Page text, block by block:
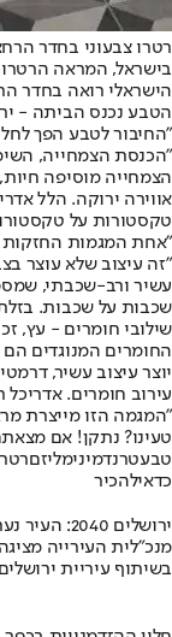
רטרו צבעוני בחדר
בישראל, המראה
הישראלי רואה בחדר
הטבע נכנס הביתה -
"החיבור לטבע הפך
"הכנסת הצמחייה,
הצמחייה מוסיפה
אווירה ירוקה. הלל
טקסטורות על
"אחת המגמות החזקות
"זה עיצוב שלא עוצר
עשיר ורב-שכבתי,
שכבות על שכבות.
שילובי חומרים - עץ,
החומרים המנוגדים
יוצר עיצוב עשיר,
עירוב חומרים. אדריכל
"המגמה הזו מייצרת
טעינו? נתקן! אם
טבעטרנדמינימליזם
כדאילהכיר
ירושלים 2040: העיר נערכת ל- 1.5 מליון תושבים
מנכ"לית העירייה
בשיתוף עיריית ירושלים